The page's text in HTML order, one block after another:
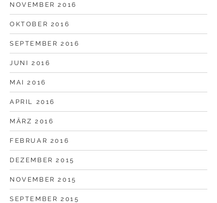
NOVEMBER 2016
OKTOBER 2016
SEPTEMBER 2016
JUNI 2016
MAI 2016
APRIL 2016
MÄRZ 2016
FEBRUAR 2016
DEZEMBER 2015
NOVEMBER 2015
SEPTEMBER 2015